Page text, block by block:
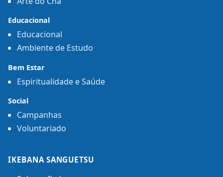
Educacional
Educacional
Ambiente de Estudo
Bem Estar
Espiritualidade e Saúde
Social
Campanhas
Voluntariado
IKEBANA SANGUETSU